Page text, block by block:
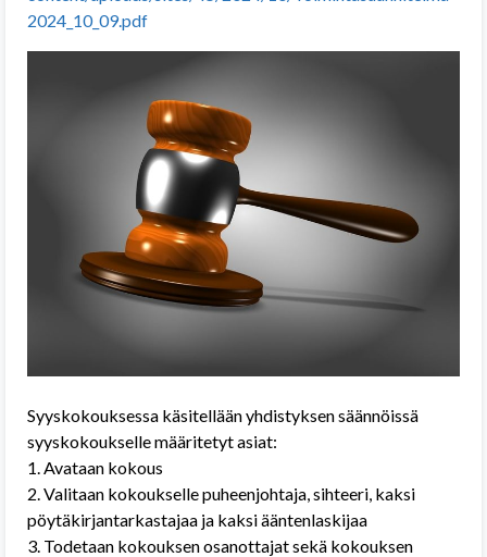
2024_10_09.pdf
Syyskokouksessa käsitellään yhdistyksen säännöissä
syyskokoukselle määritetyt asiat:
1. Avataan kokous
2. Valitaan kokoukselle puheenjohtaja, sihteeri, kaksi
pöytäkirjantarkastajaa ja kaksi ääntenlaskijaa
3. Todetaan kokouksen osanottajat sekä kokouksen